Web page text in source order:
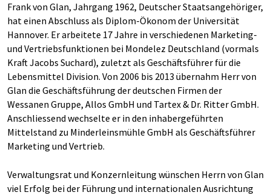
Frank von Glan, Jahrgang 1962, Deutscher Staatsangehöriger,
hat einen Abschluss als Diplom-Ökonom der Universität
Hannover. Er arbeitete 17 Jahre in verschiedenen Marketing-
und Vertriebsfunktionen bei Mondelez Deutschland (vormals
Kraft Jacobs Suchard), zuletzt als Geschäftsführer für die
Lebensmittel Division. Von 2006 bis 2013 übernahm Herr von
Glan die Geschäftsführung der deutschen Firmen der
Wessanen Gruppe, Allos GmbH und Tartex & Dr. Ritter GmbH.
Anschliessend wechselte er in den inhabergeführten
Mittelstand zu Minderleinsmühle GmbH als Geschäftsführer
Marketing und Vertrieb.
Verwaltungsrat und Konzernleitung wünschen Herrn von Glan
viel Erfolg bei der Führung und internationalen Ausrichtung